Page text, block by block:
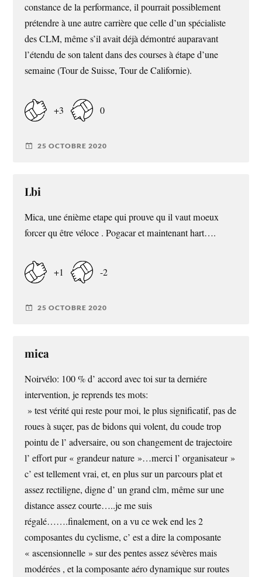
constance de la performance, il pourrait possiblement
prétendre à une autre carrière que celle d’un spécialiste
des CLM, même s’il avait déjà démontré auparavant
l’étendu de son talent dans des courses à étape d’une
semaine (Tour de Suisse, Tour de Californie).
+3 0
25 OCTOBRE 2020
Lbi
Mica, une énième etape qui prouve qu il vaut moeux
forcer qu être véloce . Pogacar et maintenant hart….
+1 -2
25 OCTOBRE 2020
mica
Noirvélo: 100 % d’ accord avec toi sur ta derniére
intervention, je reprends tes mots:
» test vérité qui reste pour moi, le plus significatif, pas de
roues à suçer, pas de bidons qui volent, du coude trop
pointu de l’ adversaire, ou son changement de trajectoire
l’ effort pur « grandeur nature »…merci l’ organisateur »
c’ est tellement vrai, et, en plus sur un parcours plat et
assez rectiligne, digne d’ un grand clm, même sur une
distance assez courte…..je me suis
régalé…….finalement, on a vu ce wek end les 2
composantes du cyclisme, c’ est a dire la composante
« ascensionnelle » sur des pentes assez sévères mais
modérées , et la composante aéro dynamique sur routes